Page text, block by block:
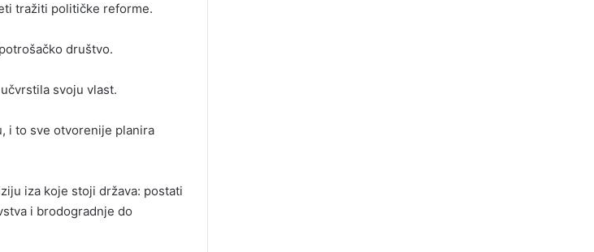
tražiti političke reforme.
društvo.
svoju vlast.
i to sve otvorenije planira
iza koje stoji država: postati
i brodogradnje do